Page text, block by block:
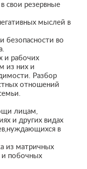
свои резервные
мыслей в
безопасности во
и рабочих
из них и
Разбор
отношений
лицам,
и других видах
в
из матричных
и побочных